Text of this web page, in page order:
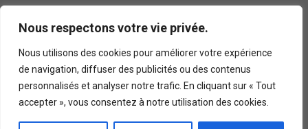
Nous respectons votre vie privée.
Nous utilisons des cookies pour améliorer votre expérience
de navigation, diffuser des publicités ou des contenus
personnalisés et analyser notre trafic. En cliquant sur « Tout
accepter », vous consentez à notre utilisation des cookies.